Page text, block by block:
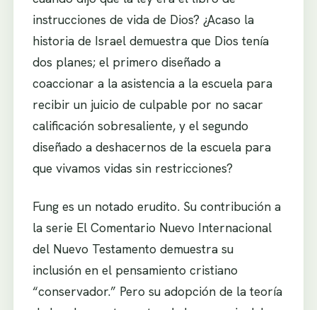
instrucciones de vida de Dios? ¿Acaso la
historia de Israel demuestra que Dios tenía
dos planes; el primero diseñado a
coaccionar a la asistencia a la escuela para
recibir un juicio de culpable por no sacar
calificación sobresaliente, y el segundo
diseñado a deshacernos de la escuela para
que vivamos vidas sin restricciones?
Fung es un notado erudito. Su contribución a
la serie El Comentario Nuevo Internacional
del Nuevo Testamento demuestra su
inclusión en el pensamiento cristiano
“conservador.” Pero su adopción de la teoría